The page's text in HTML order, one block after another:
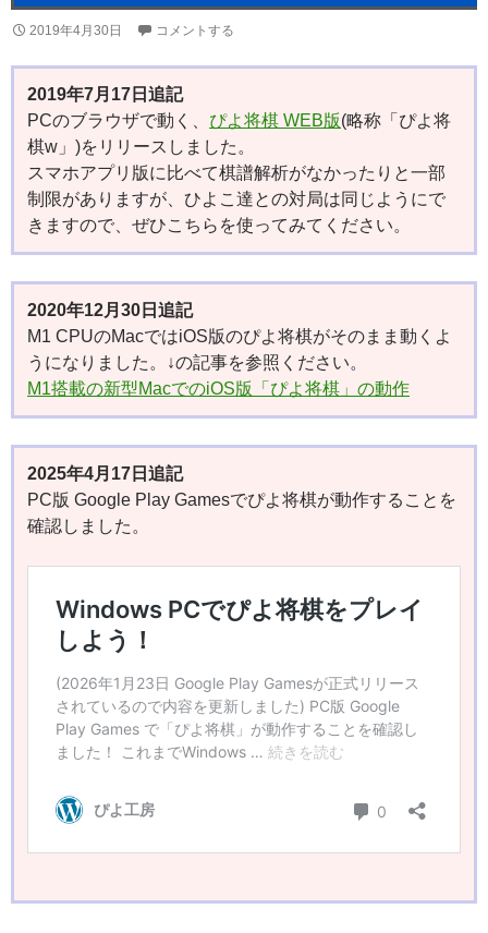
2019年4月30日 コメントする
2019年7月17日追記
PCのブラウザで動く、 ぴよ将棋 WEB版(略称「ぴよ将
棋w」)をリリースしました。
スマホアプリ版に比べて棋譜解析がなかったりと一部
制限がありますが、ひよこ達との対局は同じようにで
きますので、ぜひこちらを使ってみてください。
2020年12月30日追記
M1 CPUのMacではiOS版のぴよ将棋がそのまま動くよ
うになりました。↓の記事を参照ください。
M1搭載の新型MacでのiOS版「ぴよ将棋」の動作
2025年4月17日追記
PC版 Google Play Gamesでぴよ将棋が動作することを
確認しました。